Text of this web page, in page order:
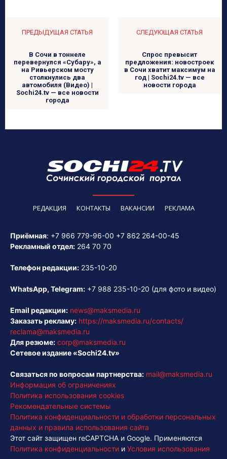
ПРЕДЫДУЩАЯ СТАТЬЯ
В Сочи в тоннеле
перевернулся «Субару», а
на Ривьерском мосту
столкнулись два
автомобиля (Видео) |
Sochi24.tv — все новости
города
СЛЕДУЮЩАЯ СТАТЬЯ
Спрос превысит
предложения: новостроек
в Сочи хватит максимум на
год | Sochi24.tv — все
новости города
РЕДАКЦИЯ КОНТАКТЫ ВАКАНСИИ РЕКЛАМА
Приёмная: +7 966 779-96-00 +7 862 264-00-45
Рекламный отдел: 264 70 70
Телефон редакции: 235-10-20
WhatsApp, Telegram: +7 988 235-10-20 (для фото и видео)
Email редакции: news@maksmedia.ru
Заказать рекламу: https://maksmedia.ru/contacts/
reclama@maksmedia.ru
Для резюме: corp@maksmedia.ru
Сетевое издание «Sochi24.tv»
Связаться по вопросам партнерства: mail@maksmedia.ru
Информация об ограничениях
Политика использования cookies
Рекомендательные системы
Политика конфиденциальности и обработки персональных
данных и правила использования сайта
Этот сайт защищен reCAPTCHA и Google. Применяются
Политика конфиденциальности и Условия использования